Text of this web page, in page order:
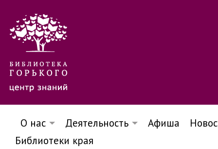
О нас Деятельность Афиша
Библиотеки края